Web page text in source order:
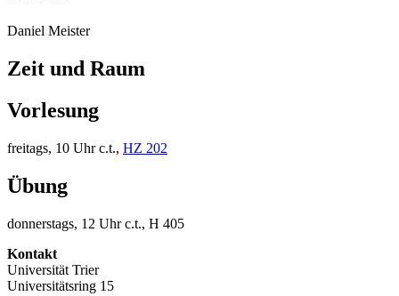
Daniel Meister
Zeit und Raum
Vorlesung
freitags, 10 Uhr c.t., HZ 202
Übung
donnerstags, 12 Uhr c.t., H 405
Kontakt
Universität Trier
Universitätsring 15